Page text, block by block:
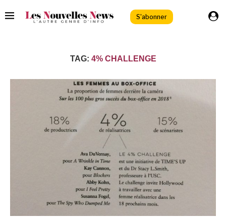
S'abonner
TAG: 4% CHALLENGE